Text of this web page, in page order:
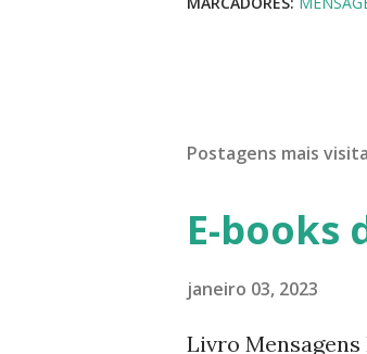
Postagens mais
E-books
janeiro 03, 2023
Livro Mensagens